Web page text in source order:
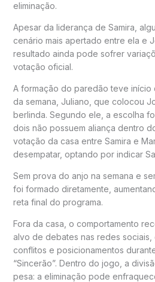
eliminação.
Apesar da liderança de Samira,
cenário mais apertado entre ela e
resultado ainda pode sofrer
votação oficial.
A formação do paredão teve início
da semana, Juliano , que colocou
berlinda. Segundo ele, a escolha
dois não possuem aliança dentro
votação da casa entre Samira e
desempatar, optando por indicar
Sem prova do anjo na semana e
foi formado diretamente,
reta final do programa.
Fora da casa, o comportamento
alvo de debates nas redes sociais,
conflitos e posicionamentos
“Sincerão”. Dentro do jogo, a
pesa: a eliminação pode